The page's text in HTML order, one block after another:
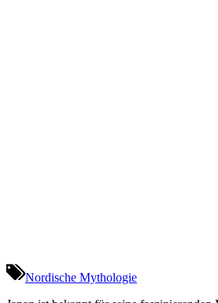
Nordische Mythologie